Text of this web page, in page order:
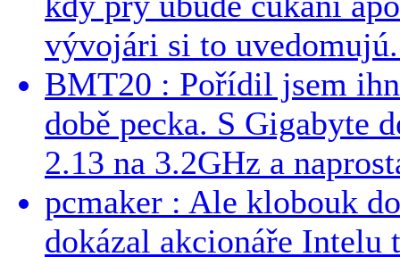
vývojári si to
BMT20 : Pořídil jsem
době pecka. S Gigabyte
2.13 na 3.2GHz a
pcmaker : Ale klobouk
dokázal akcionáře Intelu